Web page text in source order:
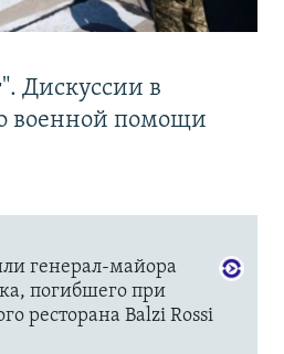
Дискуссии в
военной помощи